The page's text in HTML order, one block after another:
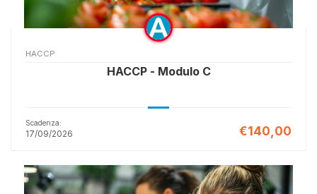
HACCP
HACCP - Modulo C
Scadenza:
17/09/2026 €140,00